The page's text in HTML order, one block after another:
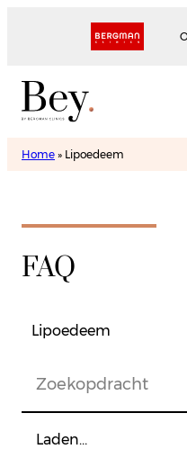
Home » Lipoedeem
FAQ
Laden…